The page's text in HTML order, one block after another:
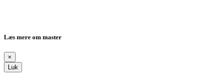
Læs mere om master
×
Luk